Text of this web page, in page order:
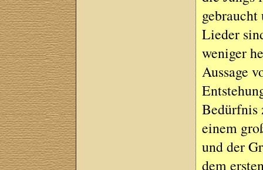
Lieder
weniger
Aussage
Bedürfnis
einem
und der
dem